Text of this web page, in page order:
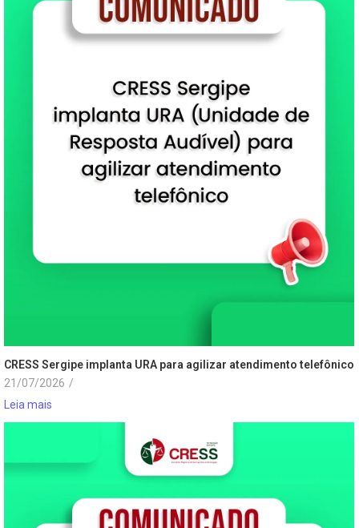
CRESS Sergipe implanta URA para agilizar atendimento telefônico
21/07/2026 /
Leia mais